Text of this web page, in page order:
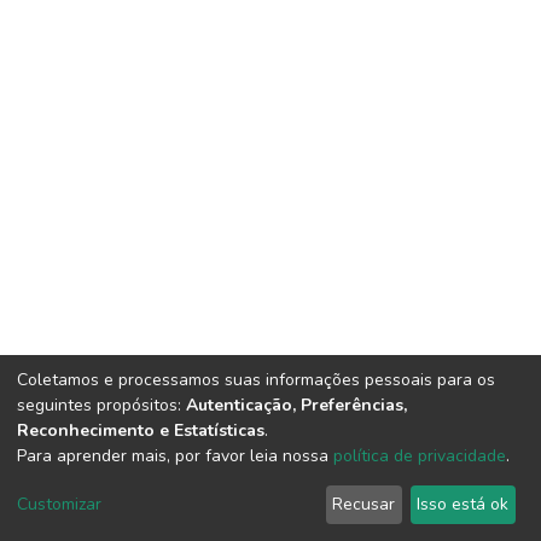
DSpace software copyright © 2002-2026LYRASIS
End User Agreement
Coletamos e processamos suas informações pessoais para os
seguintes propósitos: Autenticação, Preferências,
Reconhecimento e Estatísticas.
Para aprender mais, por favor leia nossa política de privacidade.
Customizar Recusar Isso está ok